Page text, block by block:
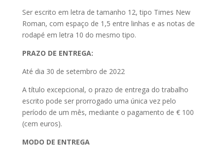
Ser escrito em letra de tamanho 12, tipo Times New
Roman, com espaço de 1,5 entre linhas e as notas de
rodapé em letra 10 do mesmo tipo.
PRAZO DE ENTREGA:
Até dia 30 de setembro de 2022
A título excepcional, o prazo de entrega do trabalho
escrito pode ser prorrogado uma única vez pelo
período de um mês, mediante o pagamento de € 100
(cem euros).
MODO DE ENTREGA